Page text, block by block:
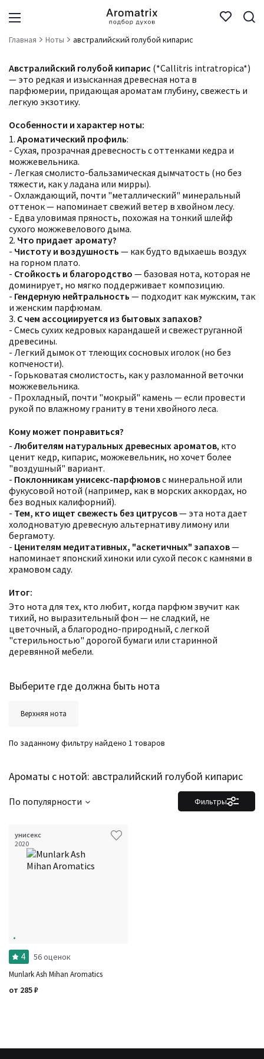
Главная Ноты австралийский голубой кипарис
Австралийский голубой кипарис (*Callitris intratropica*)
— это редкая и изысканная древесная нота в
парфюмерии, придающая ароматам глубину, свежесть и
легкую экзотику.
Особенности и характер ноты:
1. Ароматический профиль:
- Сухая, прозрачная древесность с оттенками кедра и
можжевельника.
- Легкая смолисто-бальзамическая дымчатость (но без
тяжести, как у ладана или мирры).
- Охлаждающий, почти "металлический" минеральный
оттенок — напоминает свежий ветер в хвойном лесу.
- Едва уловимая пряность, похожая на тонкий шлейф
сухого можжевелового дыма.
2. Что придает аромату?
- Чистоту и воздушность — как будто вдыхаешь воздух
на горном плато.
- Стойкость и благородство — базовая нота, которая не
доминирует, но мягко поддерживает композицию.
- Гендерную нейтральность — подходит как мужским, так
и женским парфюмам.
3. С чем ассоциируется из бытовых запахов?
- Смесь сухих кедровых карандашей и свежеструганной
древесины.
- Легкий дымок от тлеющих сосновых иголок (но без
копчености).
- Горьковатая смолистость, как у разломанной веточки
можжевельника.
- Прохладный, почти "мокрый" камень — если провести
рукой по влажному граниту в тени хвойного леса.
Кому может понравиться?
- Любителям натуральных древесных ароматов, кто
ценит кедр, кипарис, можжевельник, но хочет более
"воздушный" вариант.
- Поклонникам унисекс-парфюмовс минеральной или
фукусовой нотой (например, как в морских аккордах, но
без водных калифорний).
- Тем, кто ищет свежесть без цитрусов— эта нота дает
холодноватую древесную альтернативу лимону или
бергамоту.
- Ценителям медитативных, "аскетичных" запахов—
напоминает японский хиноки или сухой песок с камнями в
храмовом саду.
Итог:
Это нота для тех, кто любит, когда парфюм звучит как
тихий, но выразительный фон — не сладкий, не
цветочный, а благородно-природный, с легкой
"стерильностью" дорогой бумаги или старинной
деревянной мебели.
Выберите где должна быть нота
Верхняя нота
Ароматы с нотой: австралийский голубой кипарис
По заданному фильтру найдено 1 товаров
Фильтры
По популярности
Для кого
Аккорды
Семейство
Ноты
Ароматы за последние годы
Бренды
унисекс
2020
4 56 оценок
Munlark Ash Mihan Aromatics
от 285₽